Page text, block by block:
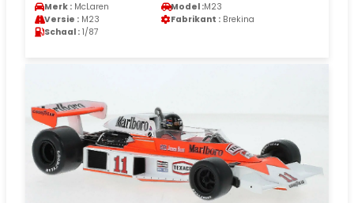
Merk : McLaren Model :M23
Versie : M23 Fabrikant : Brekina
Schaal : 1/87